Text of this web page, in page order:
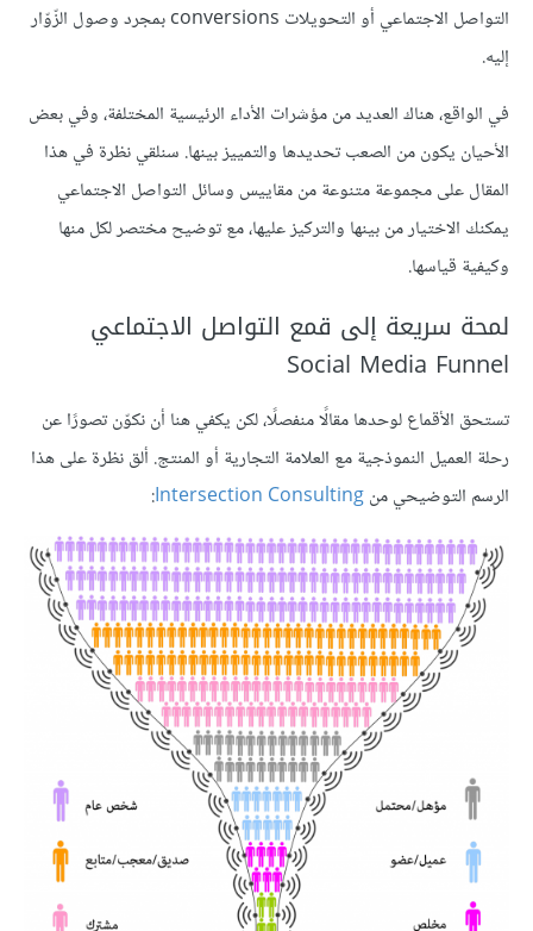
التواصل الاجتماعي أو التحويلات conversions بمجرد وصول الزّوّار
إليه.
في الواقع، هناك العديد من مؤشرات الأداء الرئيسية المختلفة، وفي بعض
الأحيان يكون من الصعب تحديدها والتمييز بينها. سنلقي نظرة في هذا
المقال على مجموعة متنوعة من مقاييس وسائل التواصل الاجتماعي
يمكنك الاختيار من بينها والتركيز عليها، مع توضيح مختصر لكل منها
وكيفية قياسها.
لمحة سريعة إلى قمع التواصل الاجتماعي
Social Media Funnel
تستحق الأقماع لوحدها مقالًا منفصلًا، لكن يكفي هنا أن نكوّن تصورًا عن
رحلة العميل النموذجية مع العلامة التجارية أو المنتج. ألق نظرة على هذا
الرسم التوضيحي منIntersection Consulting
: